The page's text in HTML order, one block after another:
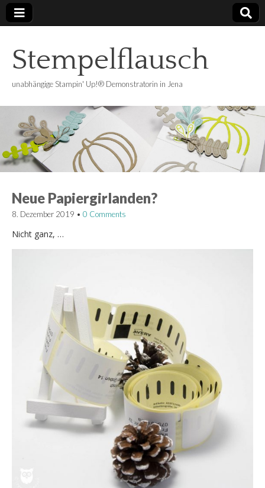
Stempelflausch
unabhängige Stampin' Up!® Demonstratorin in Jena
Neue Papiergirlanden?
8. Dezember 2019 • 0 Comments
Nicht ganz, …